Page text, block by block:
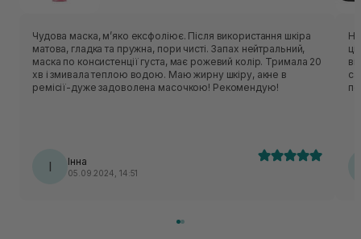
Чудова маска, м’яко ексфоліює. Після використання шкіра
матова, гладка та пружна, пори чисті. Запах нейтральний,
маска по консистенції густа, має рожевий колір. Тримала 20
хв і змивала теплою водою. Маю жирну шкіру, акне в
ремісії-дуже задоволена масочкою! Рекомендую!
І Інна
05.09.2024, 14:51